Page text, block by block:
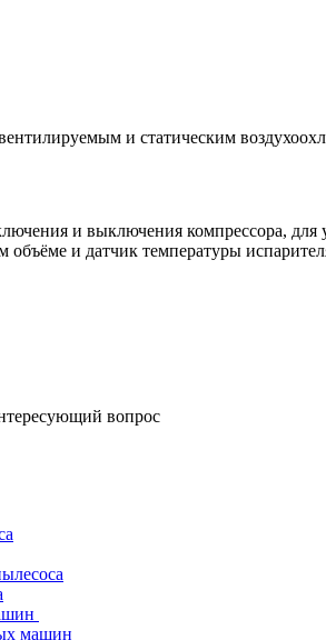
и статическим
и выключения компрессора, для
объёме и датчик температуры
вопрос
машин